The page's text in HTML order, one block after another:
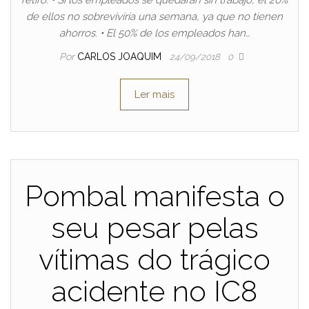
de ellos no sobreviviría una semana, ya que no tienen
ahorros. • El 50% de los empleados han…
Por CARLOS JOAQUIM 24/09/2018 0
Ler mais
Pombal manifesta o
seu pesar pelas
vítimas do trágico
acidente no IC8